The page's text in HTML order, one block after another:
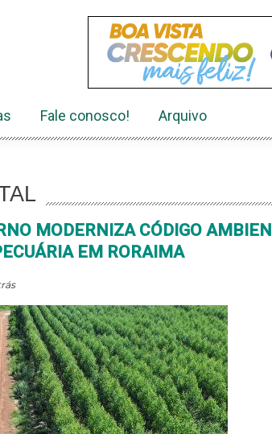
Fale conosco! Arquivo
MODERNIZA CÓDIGO
EM RORAIMA